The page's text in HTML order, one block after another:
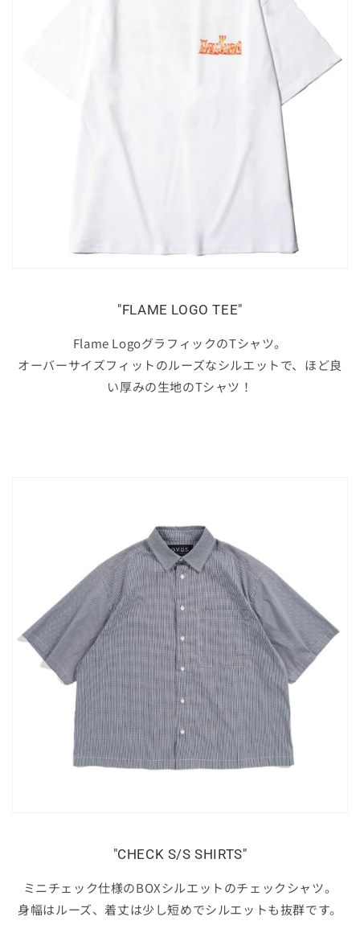
"FLAME LOGO TEE"
Flame LogoグラフィックのTシャツ。
オーバーサイズフィットのルーズなシルエットで、ほど良
い厚みの生地のTシャツ！
"CHECK S/S SHIRTS"
ミニチェック仕様のBOXシルエットのチェックシャツ。
身幅はルーズ、着丈は少し短めでシルエットも抜群です。